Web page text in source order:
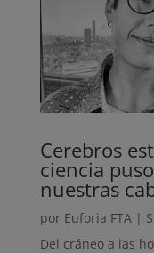
Cerebros
ciencia
nuestras
por Euforia FTA|
Del cráneo a las